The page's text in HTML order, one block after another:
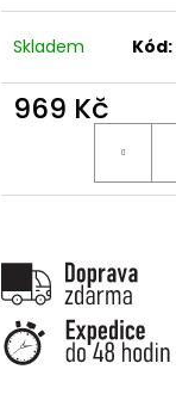
Skladem Kód:
969 Kč